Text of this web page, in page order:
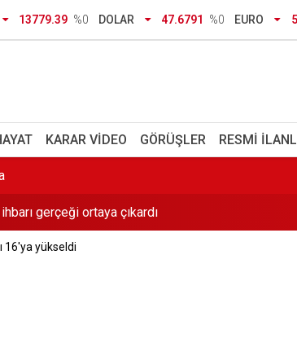
13779.39 %0 DOLAR 47.6791 %0 EURO
KARAR VIDEO GÖRÜŞLER RESMI
yeni görüntüleri dava dosyasında
okula dönebilecek
gerçeği ortaya çıkardı
ev hapsi verildi
16'ya yükseldi